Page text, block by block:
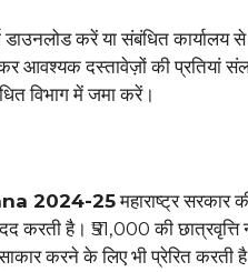
करें या संबंधित कार्यालय से
आवश्यक दस्तावेज़ों की प्रतियां
विभाग में जमा करें।
2024-25महाराष्ट्र
करती है। ₹51,000 की
करने के लिए भी प्रेरित